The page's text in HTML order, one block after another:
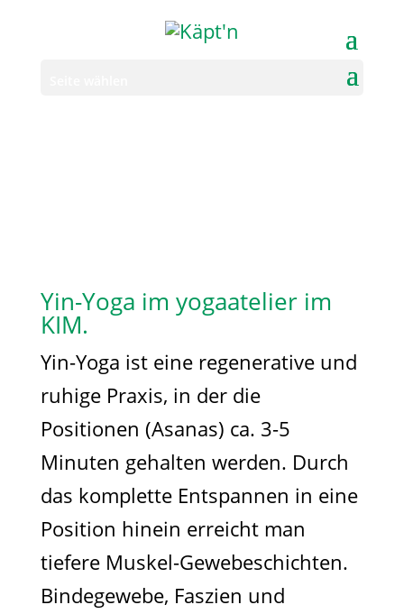
Yin-Yoga im yogaatelier im
KIM.
Yin-Yoga ist eine regenerative und
ruhige Praxis, in der die
Positionen (Asanas) ca. 3-5
Minuten gehalten werden. Durch
das komplette Entspannen in eine
Position hinein erreicht man
tiefere Muskel-Gewebeschichten.
Bindegewebe, Faszien und